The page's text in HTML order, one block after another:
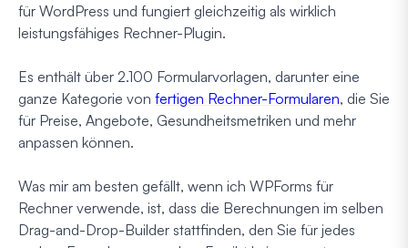
für WordPress und fungiert gleichzeitig als wirklich
leistungsfähiges Rechner-Plugin.
Es enthält über 2.100 Formularvorlagen, darunter eine
ganze Kategorie von fertigen Rechner-Formularen, die Sie
für Preise, Angebote, Gesundheitsmetriken und mehr
anpassen können.
Was mir am besten gefällt, wenn ich WPForms für
Rechner verwende, ist, dass die Berechnungen im selben
Drag-and-Drop-Builder stattfinden, den Sie für jedes